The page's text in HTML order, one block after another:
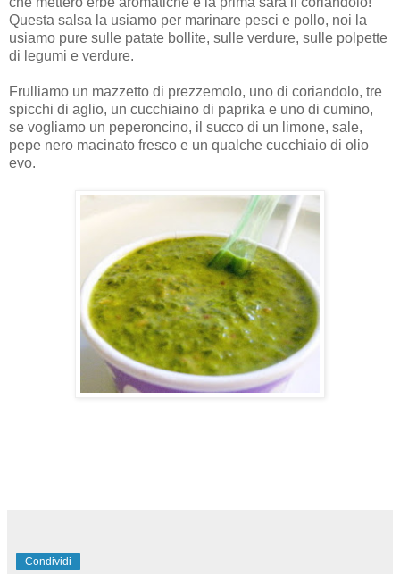
Questa salsa la usiamo per marinare pesci e pollo, noi la
usiamo pure sulle patate bollite, sulle verdure, sulle polpette
di legumi e verdure.
Frulliamo un mazzetto di prezzemolo, uno di coriandolo, tre
spicchi di aglio, un cucchiaino di paprika e uno di cumino,
se vogliamo un peperoncino, il succo di un limone, sale,
pepe nero macinato fresco e un qualche cucchiaio di olio
evo.
Condividi